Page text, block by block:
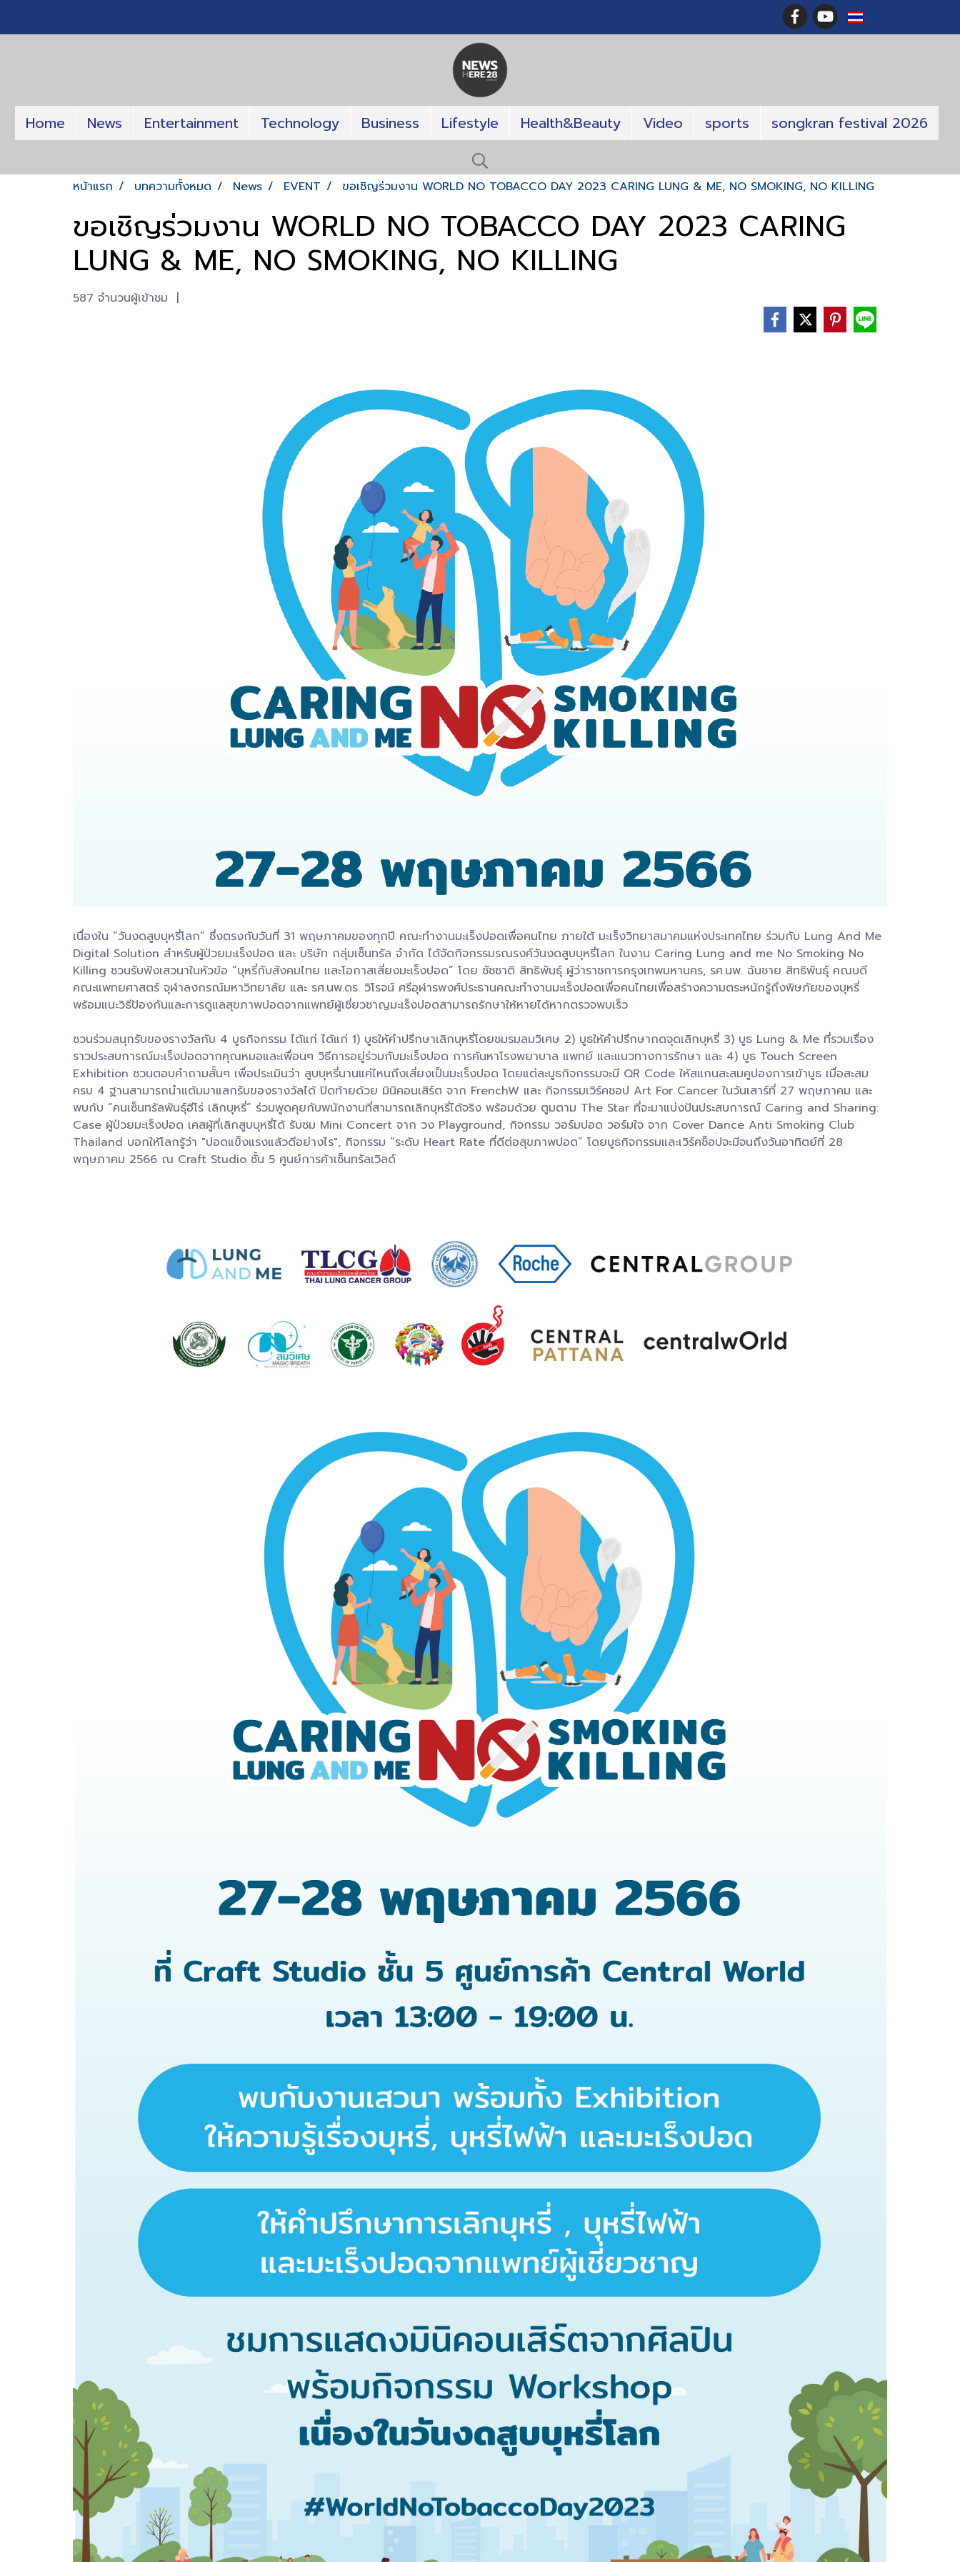
TH
Home News Entertainment Technology Business Lifestyle Health&Beauty Video sports songkran festival 2026
หน้าแรก บทความทั้งหมด News EVENT ขอเชิญร่วมงาน WORLD NO TOBACCO DAY 2023 CARING LUNG & ME, NO SMOKING, NO KILLING
ขอเชิญร่วมงาน WORLD NO TOBACCO DAY 2023 CARING
LUNG & ME, NO SMOKING, NO KILLING
587 จำนวนผู้เข้าชม |
เนื่องใน “วันงดสูบบุหรี่โลก” ซึ่งตรงกับวันที่ 31 พฤษภาคมของทุกปี คณะทำงานมะเร็งปอดเพื่อคนไทย ภายใต้ มะเร็งวิทยาสมาคมแห่งประเทศไทย ร่วมกับ Lung And Me
Digital Solution สำหรับผู้ป่วยมะเร็งปอด และ บริษัท กลุ่มเซ็นทรัล จำกัด ได้จัดกิจกรรมรณรงค์วันงดสูบบุหรี่โลก ในงาน Caring Lung and me No Smoking No
Killing ชวนรับฟังเสวนาในหัวข้อ “บุหรี่กับสังคมไทย และโอกาสเสี่ยงมะเร็งปอด” โดย ชัชชาติ สิทธิพันธุ์ ผู้ว่าราชการกรุงเทพมหานคร, รศ.นพ. ฉันชาย สิทธิพันธุ์ คณบดี
คณะแพทยศาสตร์ จุฬาลงกรณ์มหาวิทยาลัย และ รศ.นพ.ดร. วิโรจน์ ศรีอุฬารพงศ์ประธานคณะทำงานมะเร็งปอดเพื่อคนไทยเพื่อสร้างความตระหนักรู้ถึงพิษภัยของบุหรี่
พร้อมแนะวิธีป้องกันและการดูแลสุขภาพปอดจากแพทย์ผู้เชี่ยวชาญมะเร็งปอดสามารถรักษาให้หายได้หากตรวจพบเร็ว
ชวนร่วมสนุกรับของรางวัลกับ 4 บูธกิจกรรม ได้แก่ ได้แก่ 1) บูธให้คำปรึกษาเลิกบุหรี่โดยชมรมลมวิเศษ 2) บูธให้คำปรึกษากดจุดเลิกบุหรี่ 3) บูธ Lung & Me ที่รวมเรื่อง
ราวประสบการณ์มะเร็งปอดจากคุณหมอและเพื่อนๆ วิธีการอยู่ร่วมกับมะเร็งปอด การค้นหาโรงพยาบาล แพทย์ และแนวทางการรักษา และ 4) บูธ Touch Screen
Exhibition ชวนตอบคำถามสั้นๆ เพื่อประเมินว่า สูบบุหรี่นานแค่ไหนถึงเสี่ยงเป็นมะเร็งปอด โดยแต่ละบูธกิจกรรมจะมี QR Code ให้สแกนสะสมคูปองการเข้าบูธ เมื่อสะสม
ครบ 4 ฐานสามารถนำแต้มมาแลกรับของรางวัลได้ ปิดท้ายด้วย มินิคอนเสิร์ต จาก FrenchW และ กิจกรรมเวิร์คชอป Art For Cancer ในวันเสาร์ที่ 27 พฤษภาคม และ
พบกับ “คนเซ็นทรัลพันธุ์ฮีโร่ เลิกบุหรี่” ร่วมพูดคุยกับพนักงานที่สามารถเลิกบุหรี่ได้จริง พร้อมด้วย ตูมตาม The Star ที่จะมาแบ่งปันประสบการณ์ Caring and Sharing:
Case ผู้ป่วยมะเร็งปอด เคสผู้ที่เลิกสูบบุหรี่ได้ รับชม Mini Concert จาก วง Playground, กิจกรรม วอร์มปอด วอร์มใจ จาก Cover Dance Anti Smoking Club
Thailand บอกให้โลกรู้ว่า "ปอดแข็งแรงแล้วดีอย่างไร", กิจกรรม “ระดับ Heart Rate ที่ดีต่อสุขภาพปอด” โดยบูธกิจกรรมและเวิร์คช็อปจะมีจนถึงวันอาทิตย์ที่ 28
พฤษภาคม 2566 ณ Craft Studio ชั้น 5 ศูนย์การค้าเซ็นทรัลเวิลด์